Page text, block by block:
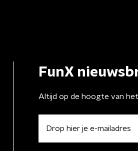
FunX
Altijd op de hoogte van